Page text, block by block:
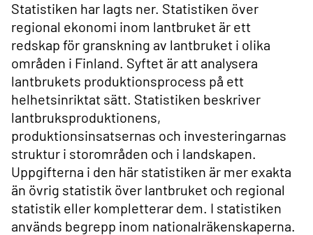
Statistiken har lagts ner. Statistiken över
regional ekonomi inom lantbruket är ett
redskap för granskning av lantbruket i olika
områden i Finland. Syftet är att analysera
lantbrukets produktionsprocess på ett
helhetsinriktat sätt. Statistiken beskriver
lantbruksproduktionens,
produktionsinsatsernas och investeringarnas
struktur i storområden och i landskapen.
Uppgifterna i den här statistiken är mer exakta
än övrig statistik över lantbruket och regional
statistik eller kompletterar dem. I statistiken
används begrepp inom nationalräkenskaperna.